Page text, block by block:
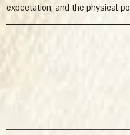
expectation, and the physical